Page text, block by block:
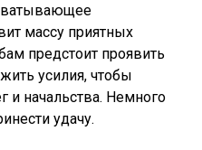
массу приятных
предстоит проявить
усилия, чтобы
и начальства. Немного
удачу.